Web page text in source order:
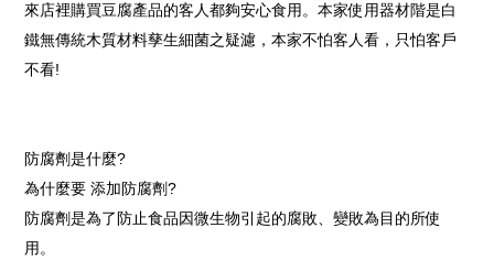
來店裡購買豆腐產品的客人都夠安心食用。本家使用器材階是白
鐵無傳統木質材料孳生細菌之疑濾，本家不怕客人看，只怕客戶
不看!
防腐劑是什麼?
為什麼要 添加防腐劑?
防腐劑是為了防止食品因微生物引起的腐敗、變敗為目的所使
用。